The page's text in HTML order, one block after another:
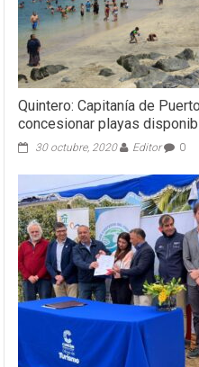
Quintero: Capitanía de
concesionar playas
30 octubre, 2020 Editor 0